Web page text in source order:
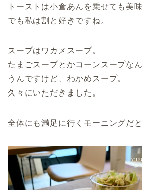
トーストは小倉あんを乗せても美
でも私は割と好きですね。
スープはワカメスープ。
たまごスープとかコーンスープな
うんですけど、わかめスープ。
久々にいただきました。
全体にも満足に行くモーニングだと